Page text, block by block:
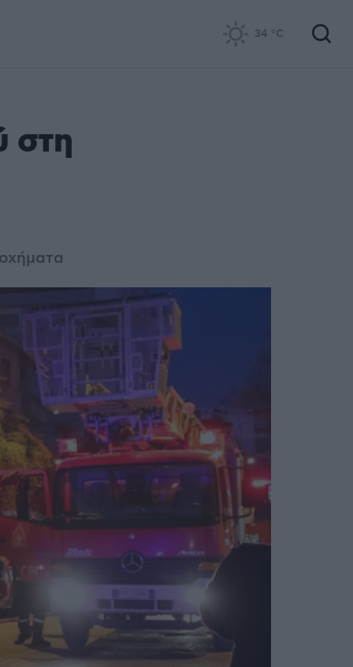
34 °C
στη